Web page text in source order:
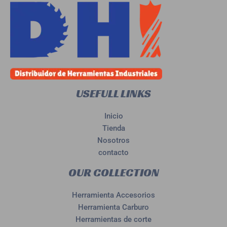
USEFULL LINKS
Inicio
Tienda
Nosotros
contacto
OUR COLLECTION
Herramienta Accesorios
Herramienta Carburo
Herramientas de corte